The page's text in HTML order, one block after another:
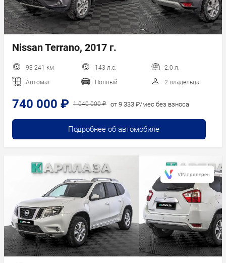
Nissan Terrano, 2017 г.
93 241 км 143 л.с. 2.0 л.
Автомат Полный 2 владельца
740 000 ₽ 1 040 000 ₽ от 9 333 ₽/мес без взноса
Подробнее об автомобиле
VIN проверен